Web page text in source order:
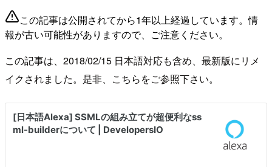
この記事は公開されてから1年以上経過しています。情
報が古い可能性がありますので、ご注意ください。
この記事は、2018/02/15 日本語対応も含め、最新版にリメ
イクされました。是非、こちらをご参照下さい。